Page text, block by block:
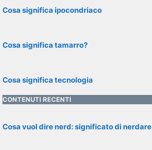
Cosa significa ipocondriaco
Cosa significa tamarro?
Cosa significa tecnologia
CONTENUTI RECENTI
Cosa vuol dire nerd: significato di nerdare